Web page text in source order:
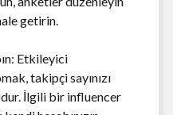
getirin.
Etkileyici
takipçi sayınızı
İlgili bir influencer